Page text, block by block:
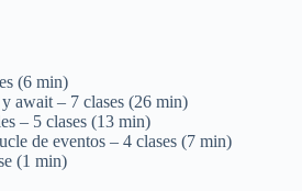
(6 min)
await – 7 clases (26 min)
– 5 clases (13 min)
de eventos – 4 clases (7 min)
(1 min)